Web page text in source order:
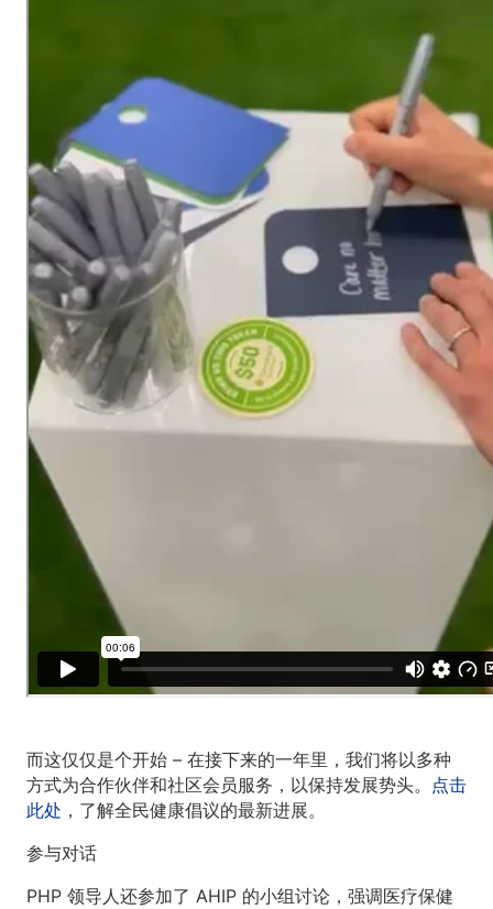
而这仅仅是个开始 – 在接下来的一年里，我们将以多种
方式为合作伙伴和社区会员服务，以保持发展势头。 点击
此处 ，了解全民健康倡议的最新进展。
参与对话
PHP 领导人还参加了 AHIP 的小组讨论，强调医疗保健